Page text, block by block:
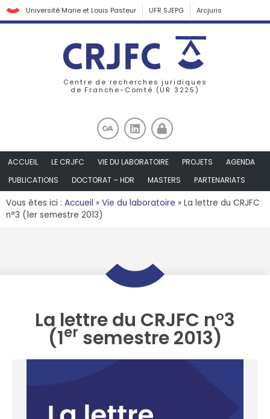
Université Marie et Louis Pasteur UFR SJEPG Arcjuris
Centre de recherches juridiques
de Franche-Comté (UR 3225)
ACCUEIL LE CRJFC VIE DU LABORATOIRE PROJETS
AGENDA
PUBLICATIONS
DOCTORAT – HDR MASTERS PARTENARIATS
Vous êtes ici : Accueil » Vie du laboratoire » La lettre du CRJFC
n°3 (1er semestre 2013)
La lettre du CRJFC n°3
(1er semestre 2013)